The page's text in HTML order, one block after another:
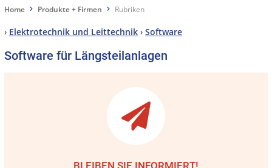
Home Produkte + Firmen Rubriken
› Elektrotechnik und Leittechnik › Software
Software für Längsteilanlagen
BLEIBEN SIE INFORMIERT!